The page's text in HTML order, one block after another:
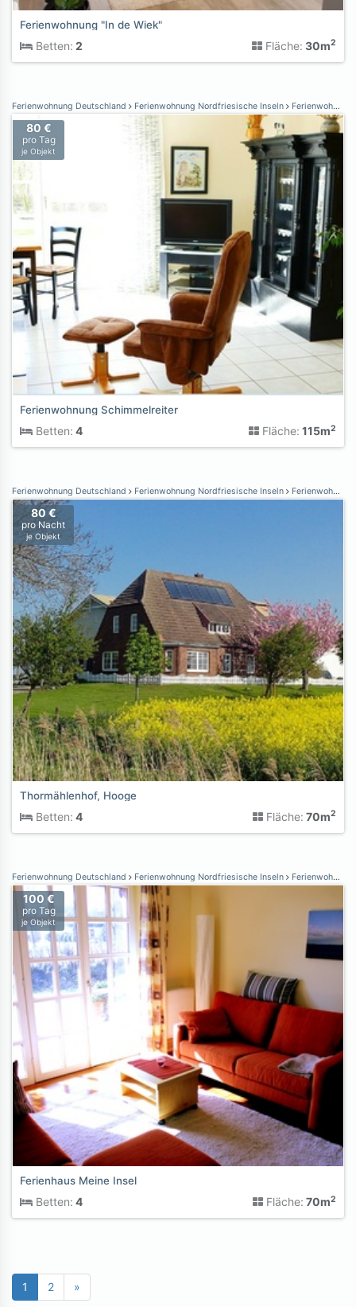
Ferienwohnung "In de Wiek"
Betten: 2 Fläche: 30m2
Ferienwohnung Deutschland Ferienwohnung Nordfriesische Inseln Ferienwohnung Nordstrand
80 €
pro Tag
je Objekt
Ferienwohnung Schimmelreiter
Betten: 4 Fläche: 115m2
Ferienwohnung Deutschland Ferienwohnung Nordfriesische Inseln Ferienwohnung Nordstrand
80 €
pro Nacht
je Objekt
Thormählenhof, Hooge
Betten: 4 Fläche: 70m2
Ferienwohnung Deutschland Ferienwohnung Nordfriesische Inseln Ferienwohnung Föhr
100 €
pro Tag
je Objekt
Ferienhaus Meine Insel
Betten: 4 Fläche: 70m2
1 2 »